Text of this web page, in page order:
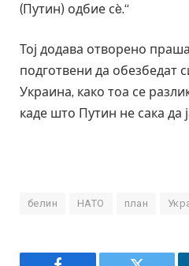
(Путин) одбие сè.“
Тој додава отворено
подготвени да обезбедат
Украина, како тоа се
каде што Путин не сака да
белин НАТО план